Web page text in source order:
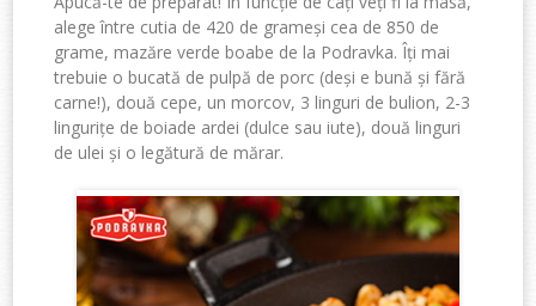
alege între cutia de 420 de grameși cea de 850 de
grame, mazăre verde boabe de la Podravka.Îți mai
trebuie o bucată de pulpă de porc (deși e bună și fără
carne!), două cepe, un morcov, 3 linguri de bulion, 2-3
lingurițe de boiade ardei (dulce sau iute), două linguri
de ulei și o legătură de mărar.